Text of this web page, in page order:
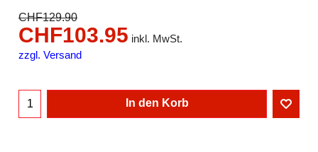
CHF129.90
CHF103.95 inkl. MwSt.
zzgl. Versand
In den Korb